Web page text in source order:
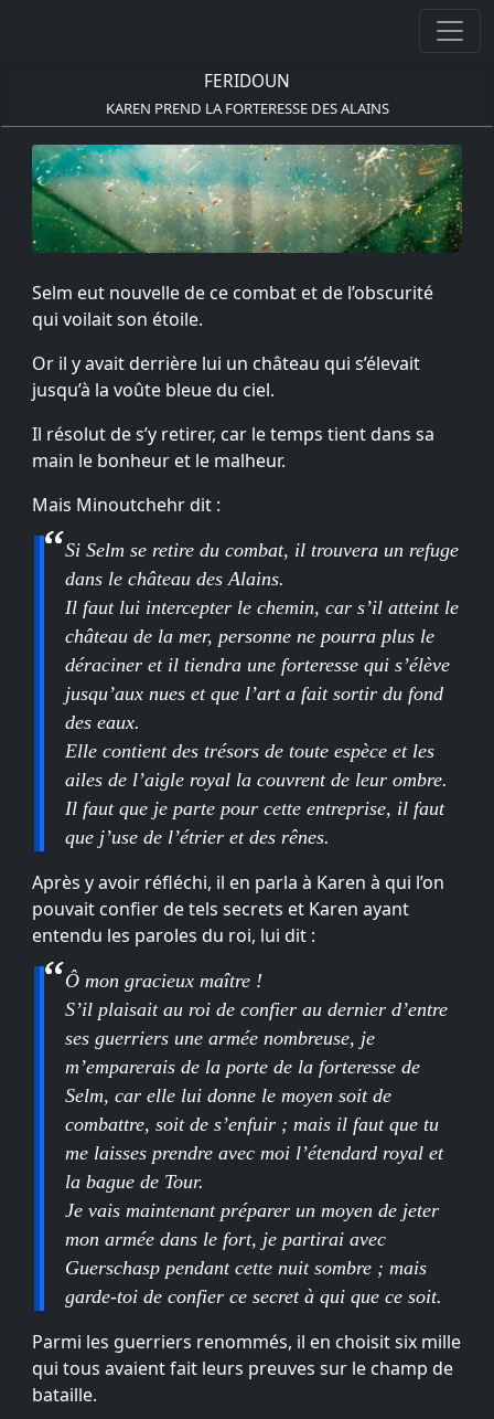
FERIDOUN
KAREN PREND LA FORTERESSE DES ALAINS
Selm eut nouvelle de ce combat et de l’obscurité
qui voilait son étoile.
Or il y avait derrière lui un château qui s’élevait
jusqu’à la voûte bleue du ciel.
Il résolut de s’y retirer, car le temps tient dans sa
main le bonheur et le malheur.
Mais Minoutchehr dit :
Si Selm se retire du combat, il trouvera un refuge
dans le château des Alains.
Il faut lui intercepter le chemin, car s’il atteint le
château de la mer, personne ne pourra plus le
déraciner et il tiendra une forteresse qui s’élève
jusqu’aux nues et que l’art a fait sortir du fond
des eaux.
Elle contient des trésors de toute espèce et les
ailes de l’aigle royal la couvrent de leur ombre.
Il faut que je parte pour cette entreprise, il faut
que j’use de l’étrier et des rênes.
Après y avoir réfléchi, il en parla à Karen à qui l’on
pouvait confier de tels secrets et Karen ayant
entendu les paroles du roi, lui dit :
Ô mon gracieux maître !
S’il plaisait au roi de confier au dernier d’entre
ses guerriers une armée nombreuse, je
m’emparerais de la porte de la forteresse de
Selm, car elle lui donne le moyen soit de
combattre, soit de s’enfuir ; mais il faut que tu
me laisses prendre avec moi l’étendard royal et
la bague de Tour.
Je vais maintenant préparer un moyen de jeter
mon armée dans le fort, je partirai avec
Guerschasp pendant cette nuit sombre ; mais
garde-toi de confier ce secret à qui que ce soit.
Parmi les guerriers renommés, il en choisit six mille
qui tous avaient fait leurs preuves sur le champ de
bataille.